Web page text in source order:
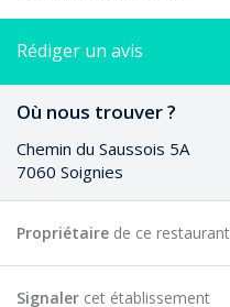
Rédiger un avis
Où nous trouver ?
Chemin du Saussois 5A
7060 Soignies
Propriétaire de ce
Signaler cet établissement